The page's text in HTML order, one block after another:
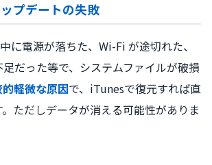
プデートの失敗
に電源が落ちた、Wi-Fi が途切れた、
だった等で、システムファイルが破損
軽微な原因で、iTunesで復元すれば直
ただしデータが消える可能性がありま